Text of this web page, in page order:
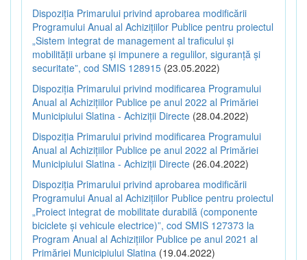
Dispoziția Primarului privind aprobarea modificării
Programului Anual al Achizițiilor Publice pentru proiectul
„Sistem integrat de management al traficului și
mobilității urbane și impunere a regulilor, siguranță și
securitate”, cod SMIS 128915 (23.05.2022)
Dispoziția Primarului privind modificarea Programului
Anual al Achizițiilor Publice pe anul 2022 al Primăriei
Municipiului Slatina - Achiziții Directe (28.04.2022)
Dispoziția Primarului privind modificarea Programului
Anual al Achizițiilor Publice pe anul 2022 al Primăriei
Municipiului Slatina - Achiziții Directe (26.04.2022)
Dispoziția Primarului privind aprobarea modificării
Programului Anual al Achizițiilor Publice pentru proiectul
„Proiect integrat de mobilitate durabilă (componente
biciclete și vehicule electrice)”, cod SMIS 127373 la
Program Anual al Achizițiilor Publice pe anul 2021 al
Primăriei Municipiului Slatina (19.04.2022)